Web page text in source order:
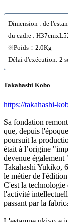
Dimension : de
du cadre :
※Poids：2.0Kg
Délai d'exécution: 2
Takahashi Kobo
https://takahashi-
Sa fondation
que, depuis
poursuit la
était à l’origine
devenue
Takahashi Yukiko,
le métier de
C'est la technologie
l'activité
passant par la